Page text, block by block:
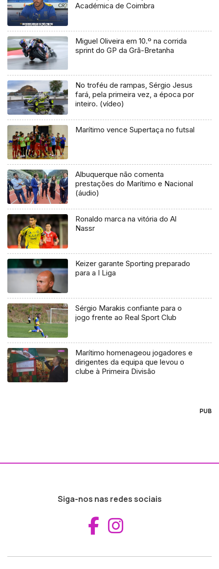
Académica de Coimbra
Miguel Oliveira em 10.º na corrida
sprint do GP da Grã-Bretanha
No troféu de rampas, Sérgio Jesus
fará, pela primeira vez, a época por
inteiro. (vídeo)
Marítimo vence Supertaça no futsal
Albuquerque não comenta
prestações do Marítimo e Nacional
(áudio)
Ronaldo marca na vitória do Al
Nassr
Keizer garante Sporting preparado
para a I Liga
Sérgio Marakis confiante para o
jogo frente ao Real Sport Club
Marítimo homenageou jogadores e
dirigentes da equipa que levou o
clube à Primeira Divisão
PUB
Siga-nos nas redes sociais
Aceder ao